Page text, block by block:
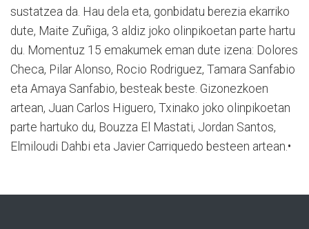
sustatzea da. Hau dela eta, gonbidatu berezia ekarriko
dute, Maite Zuñiga, 3 aldiz joko olinpikoetan parte hartu
du. Momentuz 15 emakumek eman dute izena: Dolores
Checa, Pilar Alonso, Rocio Rodriguez, Tamara Sanfabio
eta Amaya Sanfabio, besteak beste. Gizonezkoen
artean, Juan Carlos Higuero, Txinako joko olinpikoetan
parte hartuko du, Bouzza El Mastati, Jordan Santos,
Elmiloudi Dahbi eta Javier Carriquedo besteen artean.•